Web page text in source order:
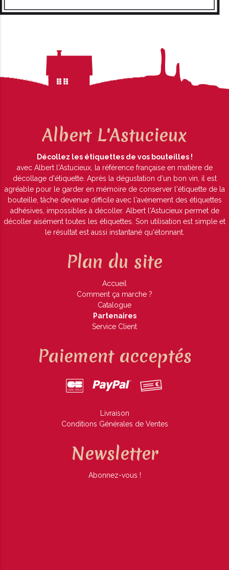
Albert L'Astucieux
Décollez les étiquettes de vos bouteilles !
avec Albert l'Astucieux, la référence française en matière de
décollage d'étiquette. Après la dégustation d'un bon vin, il est
agréable pour le garder en mémoire de conserver l'étiquette de la
bouteille, tâche devenue difficile avec l'avènement des étiquettes
adhésives, impossibles à décoller. Albert l'Astucieux permet de
décoller aisément toutes les étiquettes. Son utilisation est simple et
le résultat est aussi instantané qu'étonnant.
Plan du site
Accueil
Comment ça marche ?
Catalogue
Partenaires
Service Client
Paiement acceptés
Livraison
Conditions Générales de Ventes
Newsletter
Abonnez-vous !